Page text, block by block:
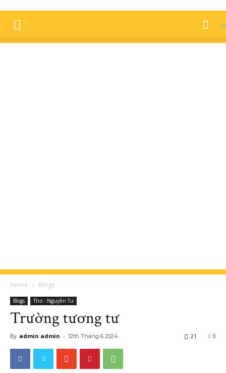
Home Blogs
Blogs Thơ - Nguyễn Tư
Trường tương tư
By admin admin - 12th Tháng 6 2024 0
21